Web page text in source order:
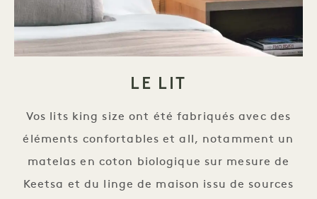
LE LIT
Vos lits king size ont été fabriqués avec des
éléments confortables et all, notamment un
matelas en coton biologique sur mesure de
Keetsa et du linge de maison issu de sources